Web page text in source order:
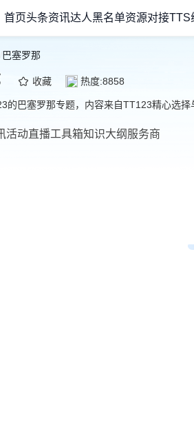
首页头条资讯达人黑名单资源对接TTS
巴塞罗那
收藏 热度:8858
的巴塞罗那专题，内容来自TT123精心选
活动直播工具箱知识大纲 服务商